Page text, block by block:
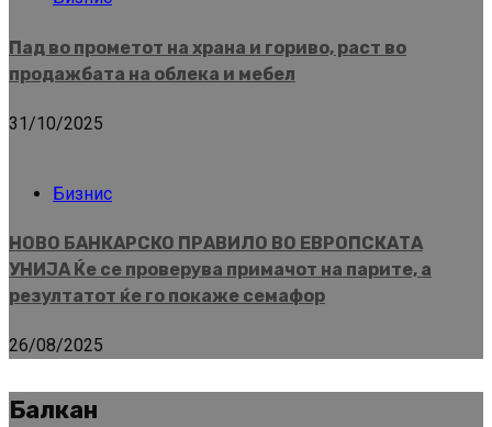
Пад во прометот на храна и гориво, раст во
продажбата на облека и мебел
31/10/2025
Бизнис
НОВО БАНКАРСКО ПРАВИЛО ВО ЕВРОПСКАТА
УНИЈА Ќе се проверува примачот на парите, а
резултатот ќе го покаже семафор
26/08/2025
Балкан